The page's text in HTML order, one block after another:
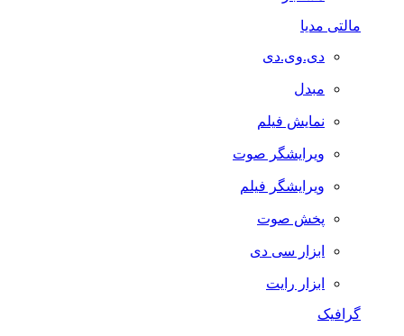
مالتی مدیا
دی.وی.دی
مبدل
نمایش فیلم
ویرایشگر صوت
ویرایشگر فیلم
پخش صوت
ابزار سی دی
ابزار رایت
گرافیک